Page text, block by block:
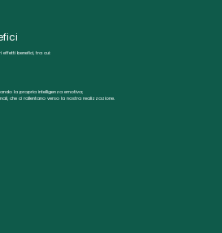
benefici, tra cui:
la propria intelligenza emotiva;
che ci rallentano verso la nostra realizzazione.